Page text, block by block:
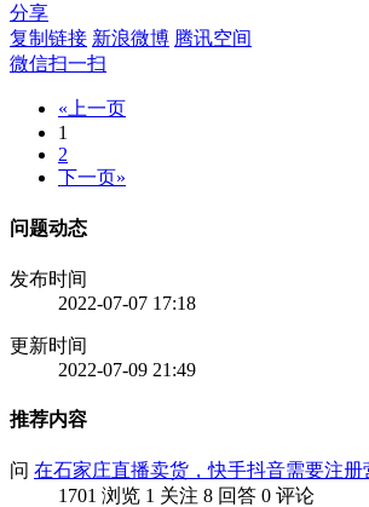
分享
复制链接 新浪微博 腾讯空间
微信扫一扫
«上一页
1
2
下一页»
问题动态
发布时间
2022-07-07 17:18
更新时间
2022-07-09 21:49
推荐内容
问 在石家庄直播卖货，快手抖音需要注册
1701 浏览 1 关注 8 回答 0 评论